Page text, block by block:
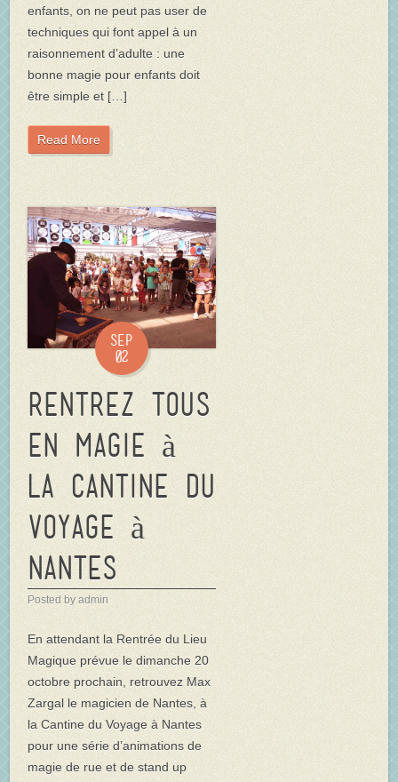
enfants, on ne peut pas user de
techniques qui font appel à un
raisonnement d’adulte : une
bonne magie pour enfants doit
être simple et […]
Read More
Sep
02
Rentrez tous
en Magie à
la Cantine du
Voyage à
Nantes
Posted by admin
En attendant la Rentrée du Lieu
Magique prévue le dimanche 20
octobre prochain, retrouvez Max
Zargal le magicien de Nantes, à
la Cantine du Voyage à Nantes
pour une série d’animations de
magie de rue et de stand up